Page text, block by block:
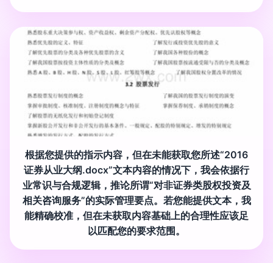
根据您提供的指示内容，但在未能获取您所述“2016
证券从业大纲.docx”文本内容的情况下，我会依据行
业常识与合规逻辑，推论所谓“对非证券类股权投资及
相关咨询服务”的实际管理要点。若您能提供文本，我
能精确校准，但在未获取内容基础上的合理性应该足
以匹配您的要求范围。